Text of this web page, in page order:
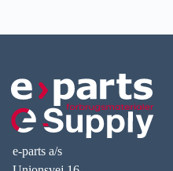
e-parts a/s